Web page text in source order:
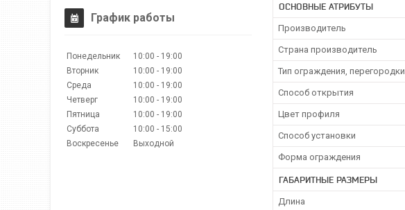
ОСНОВНЫЕ АТРИБУТЫ
Производитель
Страна производитель
Тип ограждения, перегородки
Способ открытия
Цвет профиля
Способ установки
Форма ограждения
ГАБАРИТНЫЕ РАЗМЕРЫ
Длина
График работы
Понедельник 10:00
19:00
Вторник
10:00
19:00
Среда
10:00
19:00
Четверг
10:00
19:00
Пятница
10:00
19:00
Суббота
10:00
15:00
Воскресенье
Выходной